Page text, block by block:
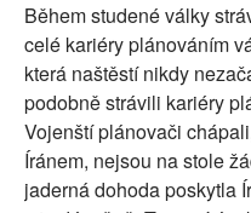
Během studené války
celé kariéry plánováním
která naštěstí nikdy
podobně strávili kariéry
Vojenští plánovači
Íránem, nejsou na stole
jaderná dohoda poskytla